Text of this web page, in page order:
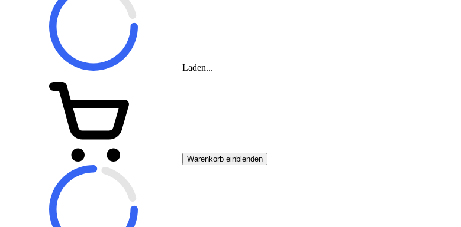
Laden...
Warenkorb einblenden